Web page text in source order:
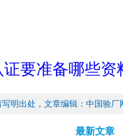
要准备哪些资
写明出处，文章编辑：中国验厂
最新文章